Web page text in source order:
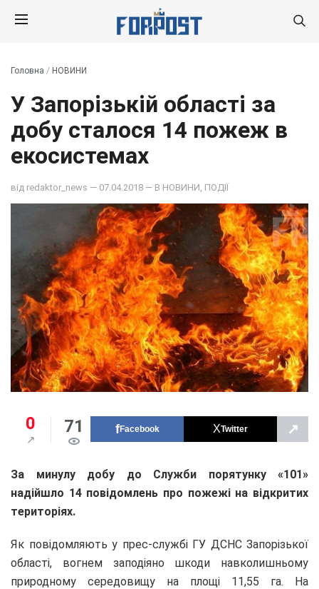
Головна / НОВИНИ
У Запорізькій області за
добу сталося 14 пожеж в
екосистемах
від redaktor_news — 07.04.2018 — В НОВИНИ ПОДІЇ
0 71 Facebook Twitter ↗
За минулу добу до Служби порятунку «101»
надійшло 14 повідомлень про пожежі на відкритих
територіях.
Як повідомляють у прес-службі ГУ ДСНС Запорізької
області, вогнем заподіяно шкоди навколишньому
природному середовищу на площі 11,55 га. На